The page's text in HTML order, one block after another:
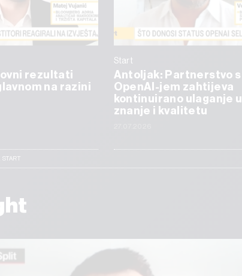
rezultati
na razini
Start
Antoljak: Partnerstvo s
OpenAI-jem zahtijeva
kontinuirano ulaganje u
znanje i kvalitetu